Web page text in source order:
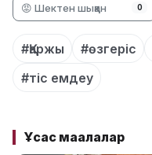
😡 Шектен шыққан 0
#Қаржы #өзгеріс
#тіс емдеу
Ұқсас мақалалар